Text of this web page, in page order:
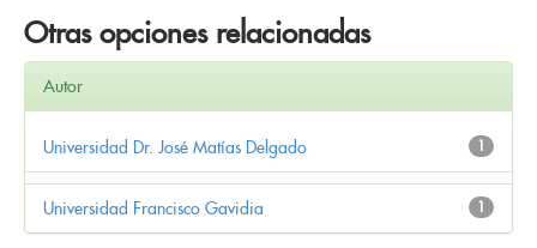
Otras opciones relacionadas
Autor
1
Universidad Dr. José Matías Delgado
1
Universidad Francisco Gavidia